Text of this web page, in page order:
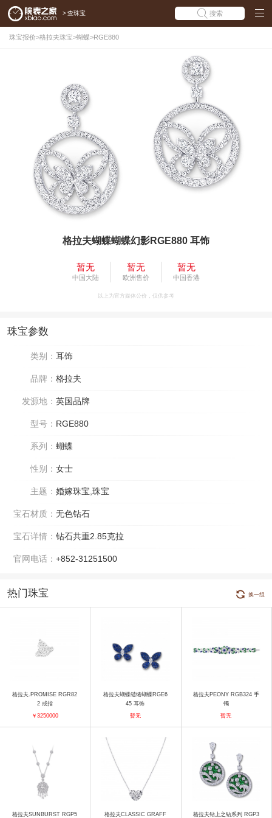
> 查珠宝 搜索
珠宝报价>格拉夫珠宝>蝴蝶>RGE880
格拉夫蝴蝶蝴蝶幻影RGE880 耳饰
暂无
中国大陆
暂无
欧洲售价
暂无
中国香港
以上为官方媒体公价，仅供参考
珠宝参数
类别： 耳饰
品牌： 格拉夫
发源地： 英国品牌
型号： RGE880
系列： 蝴蝶
性别： 女士
主题： 婚嫁珠宝,珠宝
宝石材质： 无色钻石
宝石详情： 钻石共重2.85克拉
官网电话： +852-31251500
热门珠宝 换一组
格拉夫.PROMISE RGR82
2 戒指
￥3250000
格拉夫蝴蝶缱绻蝴蝶RGE6
45 耳饰
暂无
格拉夫PEONY RGB324 手
镯
暂无
格拉夫SUNBURST RGP5 格拉夫CLASSIC GRAFF 格拉夫钻上之钻系列 RGP3